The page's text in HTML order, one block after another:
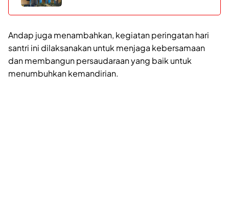
Andap juga menambahkan, kegiatan peringatan hari
santri ini dilaksanakan untuk menjaga kebersamaan
dan membangun persaudaraan yang baik untuk
menumbuhkan kemandirian.